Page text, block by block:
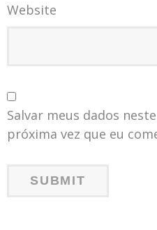
Website
Salvar meus dados
próxima vez que eu